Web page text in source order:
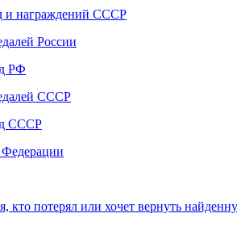
и награждений СССР
России
РФ
СССР
СССР
кто потерял или хочет вернуть